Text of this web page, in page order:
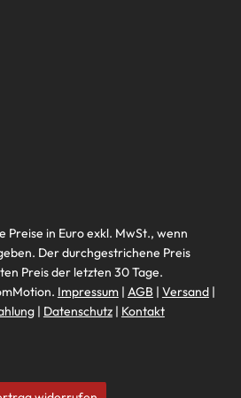
in Euro exkl. MwSt., wenn
Der durchgestrichene Preis
Preis der letzten 30 Tage.
Impressum| AGB | Versand|
| Datenschutz| Kontakt